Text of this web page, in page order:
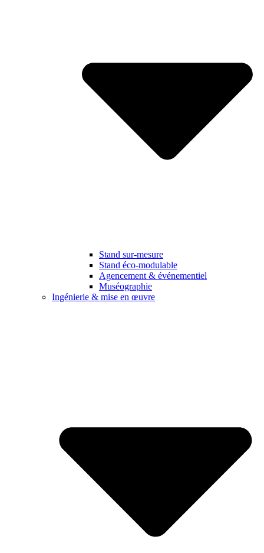
Stand sur-mesure
Stand éco-modulable
Agencement & événementiel
Muséographie
Ingénierie & mise en œuvre